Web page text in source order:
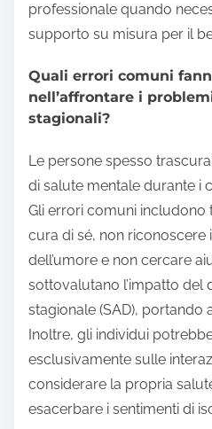
professionale quando
supporto su misura per il
Quali errori comuni
nell’affrontare i
stagionali?
Le persone spesso
di salute mentale durante i
Gli errori comuni includono
cura di sé, non riconoscere
dell’umore e non cercare
sottovalutano l’impatto del
stagionale (SAD), portando
Inoltre, gli individui
esclusivamente sulle
considerare la propria
esacerbare i sentimenti di